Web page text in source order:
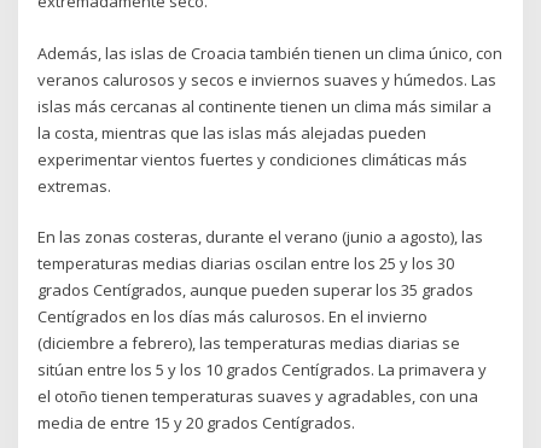
Además, las islas de Croacia también tienen un clima único, con
veranos calurosos y secos e inviernos suaves y húmedos. Las
islas más cercanas al continente tienen un clima más similar a
la costa, mientras que las islas más alejadas pueden
experimentar vientos fuertes y condiciones climáticas más
extremas.
En las zonas costeras, durante el verano (junio a agosto), las
temperaturas medias diarias oscilan entre los 25 y los 30
grados Centígrados, aunque pueden superar los 35 grados
Centígrados en los días más calurosos. En el invierno
(diciembre a febrero), las temperaturas medias diarias se
sitúan entre los 5 y los 10 grados Centígrados. La primavera y
el otoño tienen temperaturas suaves y agradables, con una
media de entre 15 y 20 grados Centígrados.